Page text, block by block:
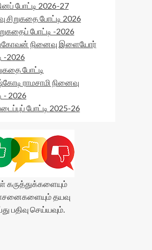
போட்டி 2026-27
போட்டி 2026
போட்டி -2026
நினைவு இளையோர்
-2026
போட்டி
ராமசாமி நினைவு
- 2026
போட்டி 2025-26
கருத்துக்களையும்
தயவு
பதிவு செய்யவும்.